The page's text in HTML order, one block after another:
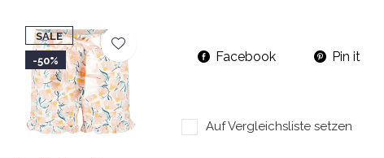
SALE
-50%
Facebook Pin it
Auf Vergleichsliste setzen